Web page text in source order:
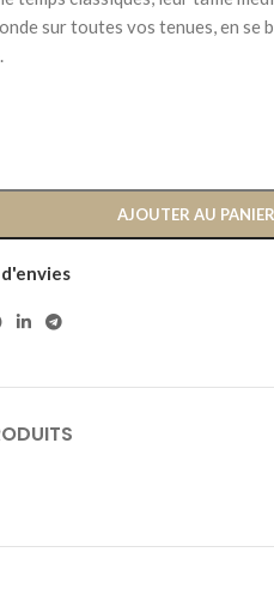
sur toutes vos tenues, en se
AJOUTER AU PANIER